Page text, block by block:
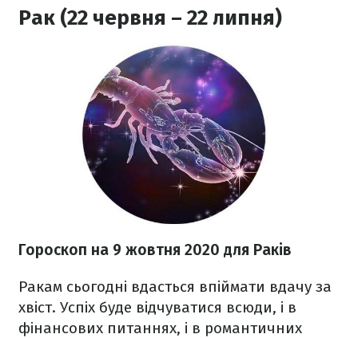
Рак (22 червня – 22 липня)
Гороскоп на 9 жовтня 2020 для Раків
Ракам сьогодні вдасться впіймати вдачу за
хвіст. Успіх буде відчуватися всюди, і в
фінансових питаннях, і в романтичних